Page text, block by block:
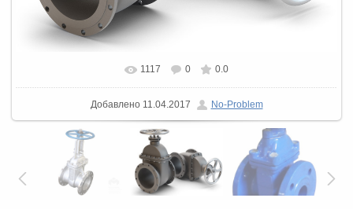
В реальном размере 1068x828
1117 0 0.0
Добавлено11.04.2017 No-Problem